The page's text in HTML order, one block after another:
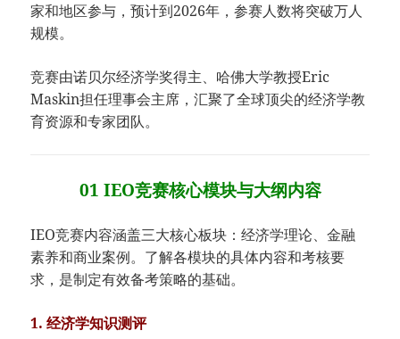
家和地区参与，预计到2026年，参赛人数将突破万人
规模。
竞赛由诺贝尔经济学奖得主、哈佛大学教授Eric
Maskin担任理事会主席，汇聚了全球顶尖的经济学教
育资源和专家团队。
01 IEO竞赛核心模块与大纲内容
IEO竞赛内容涵盖三大核心板块：经济学理论、金融
素养和商业案例。了解各模块的具体内容和考核要
求，是制定有效备考策略的基础。
1. 经济学知识测评